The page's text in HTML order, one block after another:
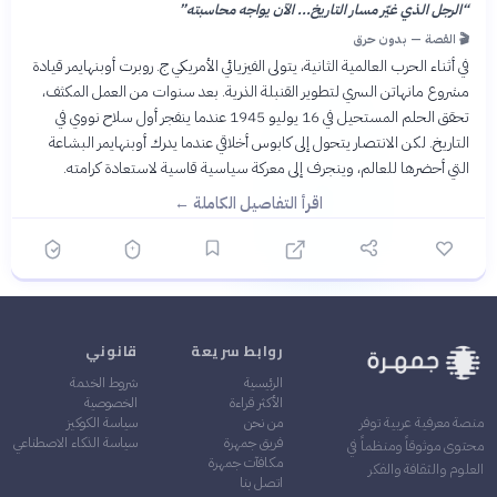
“الرجل الذي غيّر مسار التاريخ... الآن يواجه محاسبته”
🎬 القصة — بدون حرق
في أثناء الحرب العالمية الثانية، يتولى الفيزيائي الأمريكي ج. روبرت أوبنهايمر قيادة
مشروع مانهاتن السري لتطوير القنبلة الذرية. بعد سنوات من العمل المكثف،
تحقق الحلم المستحيل في 16 يوليو 1945 عندما ينفجر أول سلاح نووي في
التاريخ. لكن الانتصار يتحول إلى كابوس أخلاقي عندما يدرك أوبنهايمر البشاعة
التي أحضرها للعالم، وينجرف إلى معركة سياسية قاسية لاستعادة كرامته.
اقرأ التفاصيل الكاملة ←
منصة معرفية عربية توفر
محتوى موثوقاً ومنظماً في
العلوم والثقافة والفكر
روابط سريعة
الرئيسية
الأكثر قراءة
من نحن
فريق جمهرة
مكافآت جمهرة
اتصل بنا
قانوني
شروط الخدمة
الخصوصية
سياسة الكوكيز
سياسة الذكاء الاصطناعي